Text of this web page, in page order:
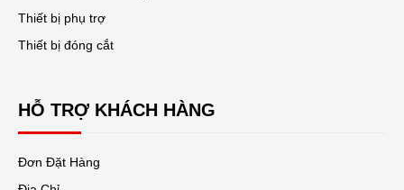
Thiết bị phụ trợ
Thiết bị đóng cắt
HỖ TRỢ KHÁCH HÀNG
Đơn Đặt Hàng